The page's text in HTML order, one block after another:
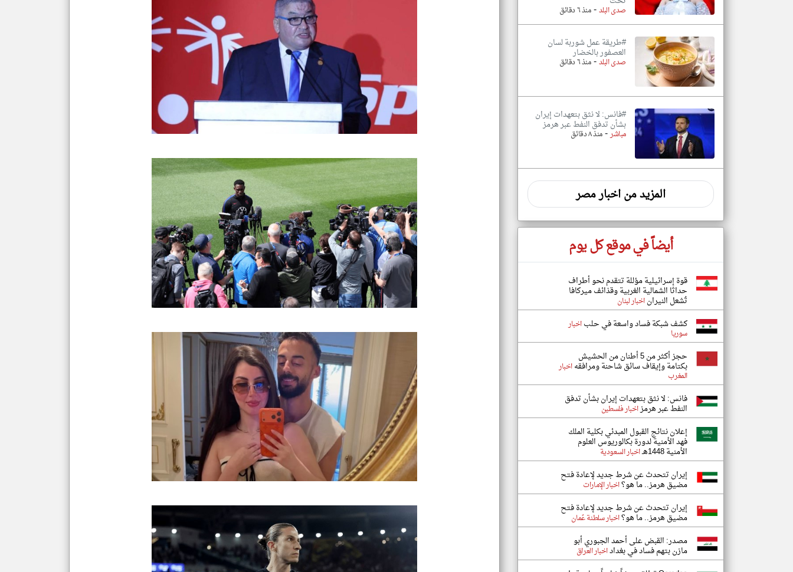
صدى البلد-منذ ٦ دقائق
#طريقة عمل شوربة لسان
العصفور بالخضار
صدى البلد-منذ ٦ دقائق
#فانس: لا نثق بتعهدات إيران
بشأن تدفق النفط عبر هرمز
مباشر-منذ ٨ دقائق
المزيد من اخبار مصر
أيضاً في موقع كل يوم
قوة إسرائيلية مؤللة تتقدم نحو أطراف
حداثا الشمالية الغربية وقذائف ميركافا
تُشعل النيراناخبار لبنان
كشف شبكة فساد واسعة في حلباخبار
سوريا
حجز أكثر من 5 أطنان من الحشيش
بكتامة وإيقاف سائق شاحنة ومرافقهاخبار
المغرب
فانس: لا نثق بتعهدات إيران بشأن تدفق
النفط عبر هرمزاخبار فلسطين
إعلان نتائج القبول المبدئي بكلية الملك
فهد الأمنية لدورة بكالوريوس العلوم
الأمنية 1448هـ اخبار السعودية
إيران تتحدث عن شرط جديد لإعادة فتح
مضيق هرمز.. ما هو؟اخبار الإمارات
إيران تتحدث عن شرط جديد لإعادة فتح
مضيق هرمز.. ما هو؟اخبار سلطنة عُمان
مصدر: القبض على أحمد الجبوري أبو
مازن بتهم فساد في بغداداخبار العراق